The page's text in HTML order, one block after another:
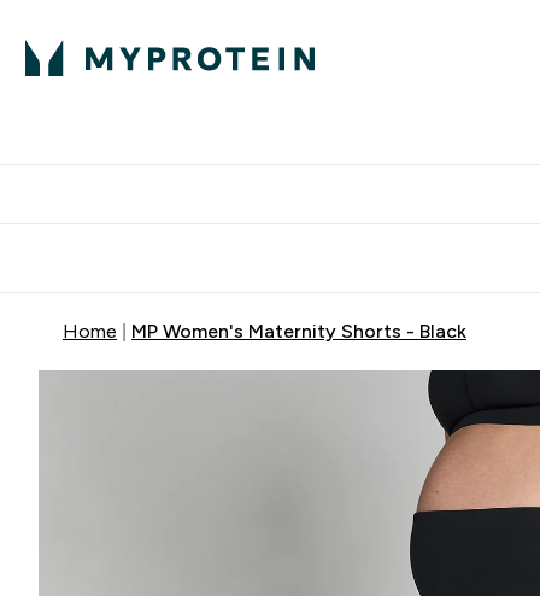
Home MP Women's Maternity Shorts - Black